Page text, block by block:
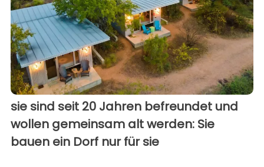
sie sind seit 20 Jahren befreundet und
wollen gemeinsam alt werden: Sie
bauen ein Dorf nur für sie